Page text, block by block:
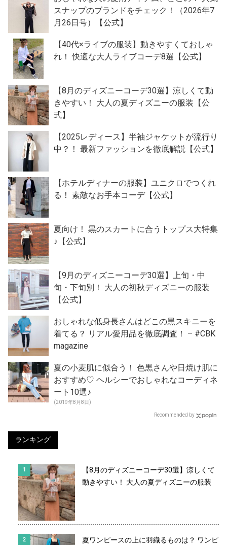
スナップのブランドをチェック！（2026年7
月26日号）【公式】
【40代×ライブの服装】動きやすくておしゃ
れ！ 快適な大人ライブコーデ8選【公式】
【8月のディズニーコーデ30選】涼しくて動
きやすい！ 大人の夏ディズニーの服装【公
式】
【2025レディース】半袖ジャケットが流行り
中？！ 最新ファッションを徹底解説【公式】
【ホテルディナーの服装】ユニクロでつくれ
る！ 素敵なお手本コーデ【公式】
夏向け！ 黒のスカートに合うトップス大特集
♪【公式】
【9月のディズニーコーデ30選】上旬・中
旬・下旬別！ 大人の初秋ディズニーの服装
【公式】
おしゃれな低身長さんはどこの黒スキニーを
着てる？ リアル愛用品を徹底調査！ – #CBK
magazine
夏の小麦肌に似合う！ 色黒さんや日焼け肌に
おすすめ♡ ヘルシーでおしゃれなコーディネ
ート10選♪
(2019年8月8日)
Recommended by
ランキング
【8月のディズニーコーデ30選】涼しくて
動きやすい！ 大人の夏ディズニーの服装
夏ワンピースの上に羽織るものは？ ワンピ